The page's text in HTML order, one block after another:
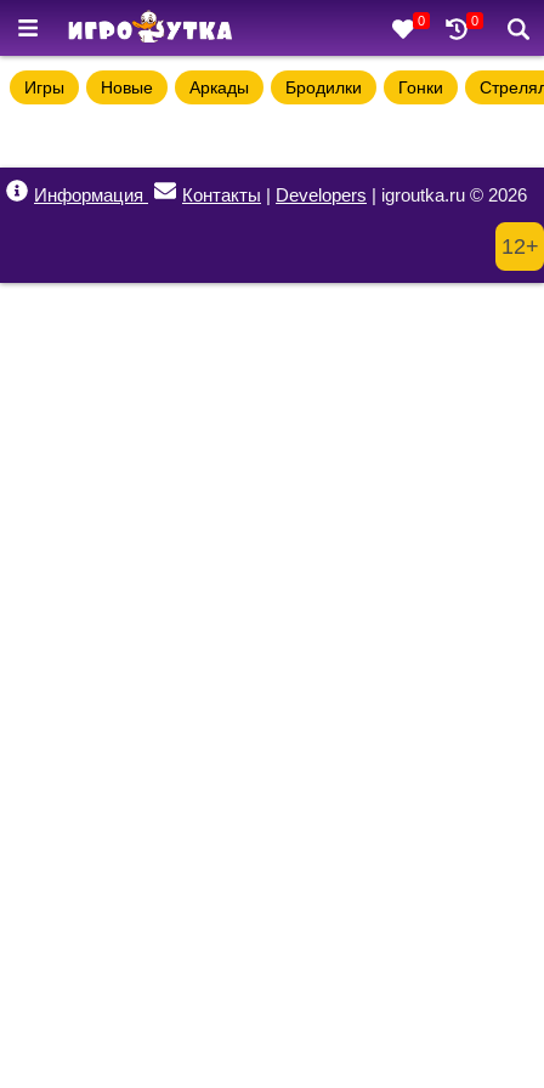
0 0
Игры Новые Аркады Бродилки Гонки
Информация Контакты | Developers | igroutka.ru © 2026
12+